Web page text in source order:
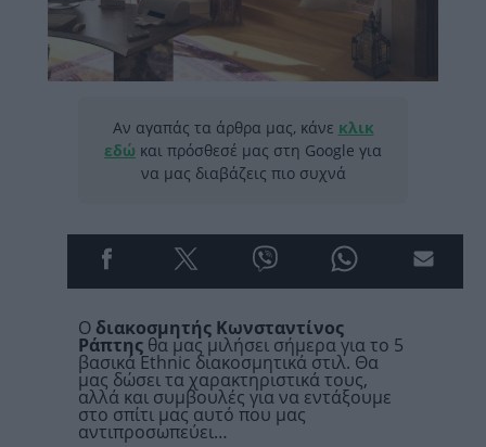
Αν αγαπάς τα άρθρα μας, κάνε κλικ
εδώ και πρόσθεσέ μας στη Google για
να μας διαβάζεις πιο συχνά
Ο διακοσμητής Κωνσταντίνος
Ράπτης θα μας μιλήσει σήμερα για το 5
βασικά Ethnic διακοσμητικά στιλ. Θα
μας δώσει τα χαρακτηριστικά τους,
αλλά και συμβουλές για να εντάξουμε
στο σπίτι μας αυτό που μας
αντιπροσωπεύει…